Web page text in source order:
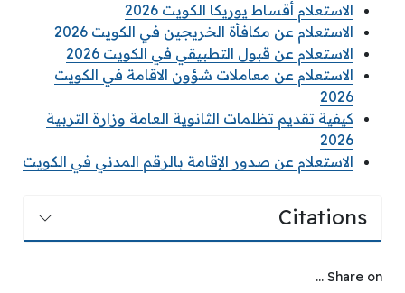
الاستعلام أقساط يوريكا الكويت 2026
الاستعلام عن مكافأة الخريجين في الكويت 2026
الاستعلام عن قبول التطبيقي في الكويت 2026
الاستعلام عن معاملات شؤون الاقامة في الكويت
2026
كيفية تقديم تظلمات الثانوية العامة وزارة التربية
2026
الاستعلام عن صدور الإقامة بالرقم المدني في الكويت
Citations
Share on ...